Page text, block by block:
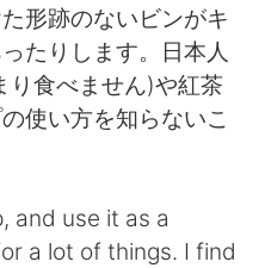
形跡のないビンがキ
たりします。日本人
り食べません)や紅茶
使い方を知らないこ
and use it as a
a lot of things. I find